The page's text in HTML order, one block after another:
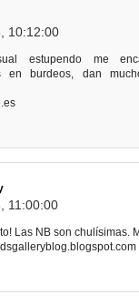
10:12:00
estupendo me
en burdeos, dan
11:00:00
Las NB son chulísimas.